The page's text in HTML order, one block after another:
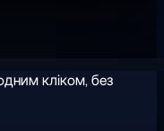
кліком, без